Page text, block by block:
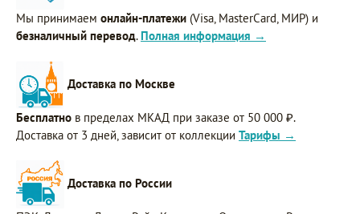
Мы принимаем онлайн-платежи (Visa, MasterCard, МИР) и
безналичный перевод. Полная информация →
Доставка по Москве
Бесплатно в пределах МКАД при заказе от 50 000 ₽.
Доставка от 3 дней, зависит от коллекции Тарифы →
Доставка по России